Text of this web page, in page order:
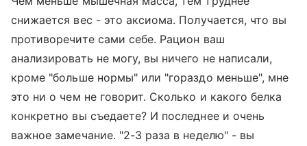
снижается вес - это аксиома. Получается, что вы
противоречите сами себе. Рацион ваш
анализировать не могу, вы ничего не написали,
кроме "больше нормы" или "гораздо меньше", мне
это ни о чем не говорит. Сколько и какого белка
конкретно вы съедаете? И последнее и очень
важное замечание. "2-3 раза в неделю" - вы